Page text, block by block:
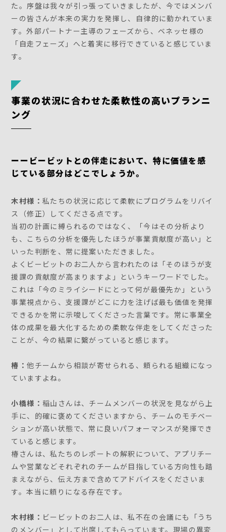
た。序盤は我々が引っ張っていきましたが、今ではメンバ
ーの皆さんが本来の実力を発揮し、自律的に動かれていま
す。外部パートナー主導のフェーズから、ベネッセ様の
「自走フェーズ」へと着実に移行できていると感じていま
す。
事業の状況に合わせた柔軟性の高いプランニ
ング
ーービービットとの伴走において、特に価値を感
じている部分はどこでしょうか。
木村様：私たちの状況に応じて柔軟にプログラムをリバイ
ス（修正）してくださる点です。
当初の計画に縛られるのではなく、「今はその分析より
も、こちらの分析を優先したほうが事業貢献度が高い」と
いった判断を、常に提案いただきました。
よくビービットのお二人から言われたのは「そのほうが支
援課の貢献度が高まりますよ」というキーワードでした。
これは「今のミライシードにとって何が最優先か」という
事業視点から、支援課がどこに力を注げば最も価値を発揮
できるかを常に示唆してくださった言葉です。常に事業全
体の成果を最大化するための柔軟な伴走をしてくださった
ことが、今の結果に繋がっていると感じます。
椿：他チームから相談が寄せられる、頼られる組織になっ
ていますよね。
小橋様： 稲山さんは、チームメンバーの状況を見ながら上
手に、的確に褒めてくださいますから、チームのモチベー
ションが高い状態で、常に良いパフォーマンスが発揮でき
ていると感じます。
椿さんは、私たちのレポートの解釈について、アプリチー
ムや営業などそれぞれのチームが目指している方向性も踏
まえながら、伝え方まで含めてアドバイスをくださいま
す。本当に頼りになる存在です。
木村様： ビービットのお二人は、私不在の会議にも「うち
のメンバー」として出席してもらっています。現場の異変